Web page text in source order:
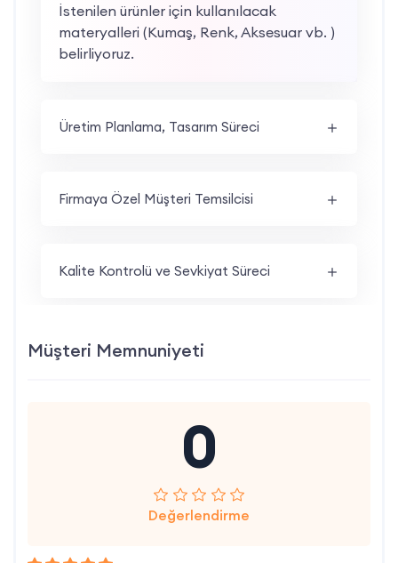
İstenilen ürünler için kullanılacak
materyalleri (Kumaş, Renk, Aksesuar vb. )
belirliyoruz.
Üretim Planlama, Tasarım Süreci
Firmaya Özel Müşteri Temsilcisi
Kalite Kontrolü ve Sevkiyat Süreci
Müşteri Memnuniyeti
0
Değerlendirme